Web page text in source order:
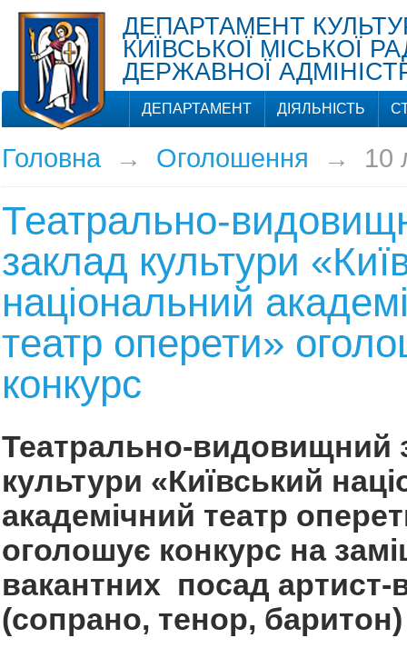
ДЕПАРТАМЕНТ
КИЇВСЬКОЇ МІСЬКОЇ
ДЕРЖАВНОЇ
ДЕПАРТАМЕНТ ДІЯЛЬНІСТЬ
Головна→ Оголошення → 10
Театрально-
заклад культури
національний
театр оперети»
конкурс
Театрально-видовищний
культури «Київський
академічний театр
оголошує конкурс на
вакантних посад артист-
(сопрано, тенор, баритон)